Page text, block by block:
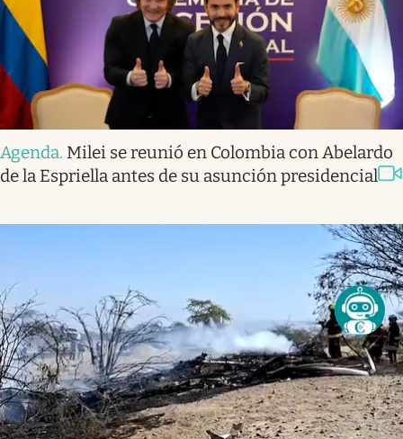
Agenda. Milei se reunió en Colombia con Abelardo
de la Espriella antes de su asunción presidencial